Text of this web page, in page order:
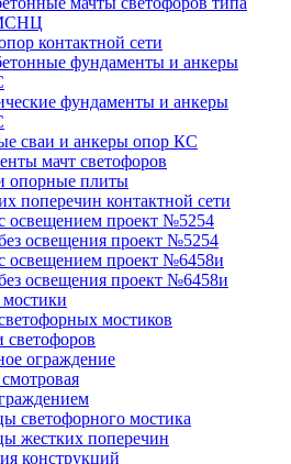
контактной сети
фундаменты и анкеры
фундаменты и анкеры
сваи и анкеры опор КС
мачт светофоров
опорные плиты
поперечин контактной сети
освещением проект №5254
освещения проект №5254
освещением проект №6458и
освещения проект №6458и
мостиков
светофоров
ограждение
светофорного мостика
жестких поперечин
конструкций